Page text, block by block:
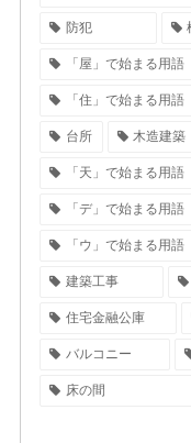
防犯
「屋」で始まる用語
「住」で始まる用語
台所 木造建築
「天」で始まる用語
「デ」で始まる用語
「ウ」で始まる用語
建築工事
住宅金融公庫
バルコニー
床の間